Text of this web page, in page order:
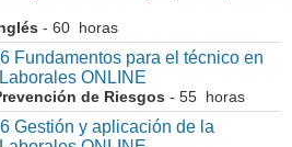
- 60 horas
Fundamentos para el técnico en
ONLINE
de Riesgos - 55 horas
Gestión y aplicación de la